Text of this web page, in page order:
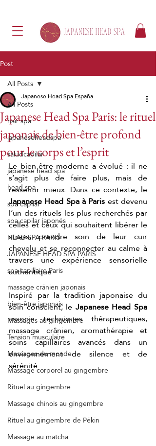
Post
All Posts
hair spa
japaneseheadspa
saludcapilar
japanese head spa
head spa
spa capilar
spa capilar japonés
HEAD SPA PARIS
JAPANESE HEAD SPA PARIS
spa capillaire Paris
massage crânien japonais
bien-être japonais
Massages au gingembre
Tension musculaire
Massages du monde
Massage corporel au gingembre
Rituel au gingembre
Massage chinois au gingembre
Rituel au gingembre de Pékin
Massage au matcha
All Posts
Japanese Head Spa Paris: le rituel
japonais de bien-être profond
pour le corps et l’esprit
Japanese Head Spa España
Le bien-être moderne a évolué : il ne
s’agit plus de faire plus, mais de
Japanese Head Spa à Paris est devenu
l’un des rituels les plus recherchés par
celles et ceux qui souhaitent libérer le
stress, prendre soin de leur cuir
chevelu et se reconnecter au calme à
travers une expérience sensorielle
authentique
.
Inspiré par la tradition japonaise du
soin conscient, le Japanese Head Spa
associe techniques thérapeutiques,
massage crânien, aromathérapie et
soins capillaires avancés dans un
environnement de silence et de
sérénité.